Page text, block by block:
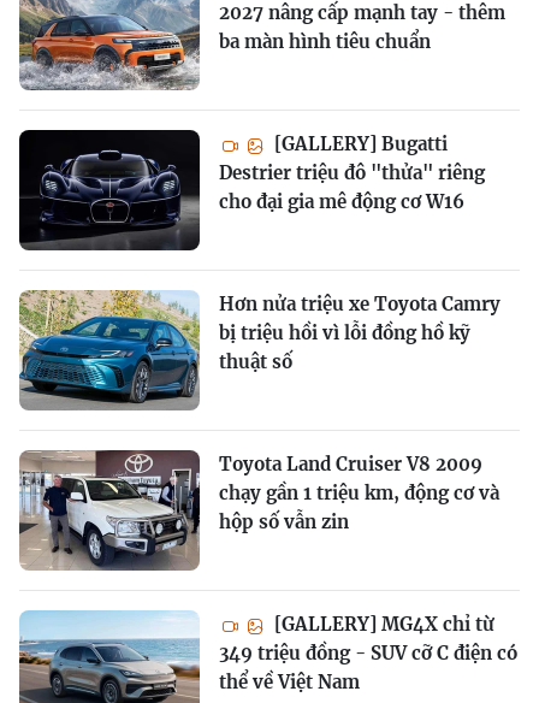
2027 nâng cấp mạnh tay - thêm
ba màn hình tiêu chuẩn
[GALLERY] Bugatti
Destrier triệu đô "thửa" riêng
cho đại gia mê động cơ W16
Hơn nửa triệu xe Toyota Camry
bị triệu hồi vì lỗi đồng hồ kỹ
thuật số
Toyota Land Cruiser V8 2009
chạy gần 1 triệu km, động cơ và
hộp số vẫn zin
[GALLERY] MG4X chỉ từ
349 triệu đồng - SUV cỡ C điện có
thể về Việt Nam